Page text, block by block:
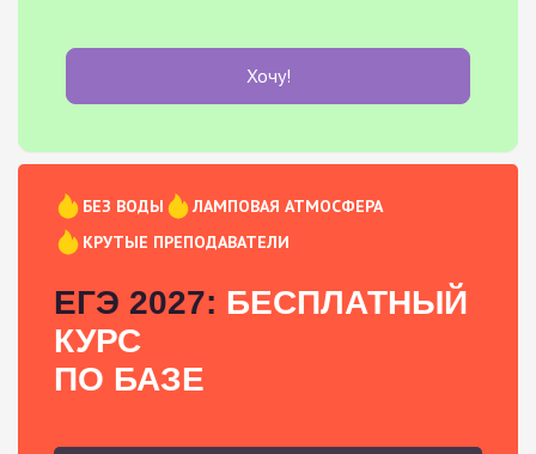
Хочу!
БЕЗ ВОДЫ
ЛАМПОВАЯ АТМОСФЕРА
КРУТЫЕ ПРЕПОДАВАТЕЛИ
ЕГЭ 2027: БЕСПЛАТНЫЙ
КУРС
ПО БАЗЕ